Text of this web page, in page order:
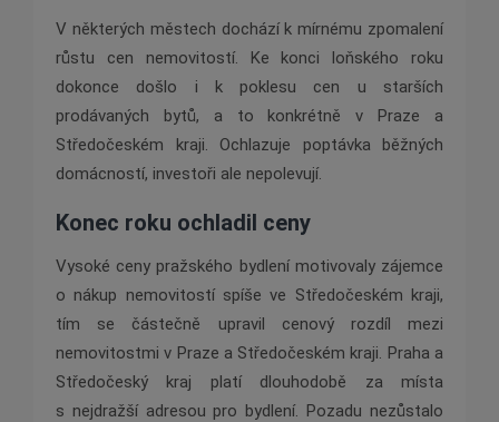
V některých městech dochází k mírnému zpomalení
růstu cen nemovitostí. Ke konci loňského roku
dokonce došlo i k poklesu cen u starších
prodávaných bytů, a to konkrétně v Praze a
Středočeském kraji. Ochlazuje poptávka běžných
domácností, investoři ale nepolevují.
Konec roku ochladil ceny
Vysoké ceny pražského bydlení motivovaly zájemce
o nákup nemovitostí spíše ve Středočeském kraji,
tím se částečně upravil cenový rozdíl mezi
nemovitostmi v Praze a Středočeském kraji. Praha a
Středočeský kraj platí dlouhodobě za místa
s nejdražší adresou pro bydlení. Pozadu nezůstalo